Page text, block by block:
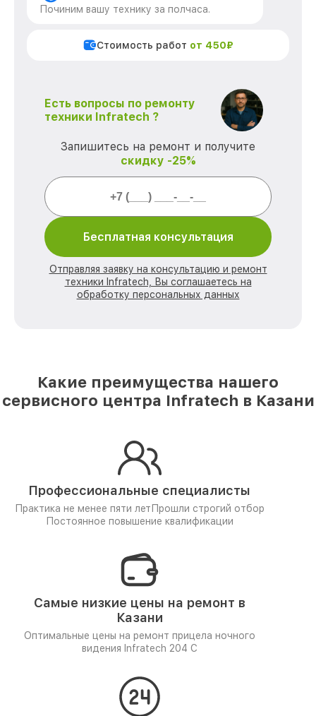
Починим вашу технику за полчаса.
Стоимость работ от 450₽
Есть вопросы по ремонту
техники Infratech ?
Запишитесь на ремонт и получите
скидку -25%
Бесплатная консультация
Отправляя заявку на консультацию и ремонт
техники Infratech, Вы соглашаетесь на
обработку персональных данных
Какие преимущества нашего
сервисного центра Infratech в Казани
Профессиональные специалисты
Практика не менее пяти лет Прошли строгий отбор
Постоянное повышение квалификации
Самые низкие цены на ремонт в
Казани
Оптимальные цены на ремонт прицела ночного
видения Infratech 204 С